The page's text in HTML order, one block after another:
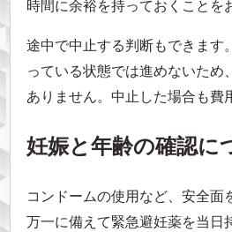
時間に余裕を持っておくことを
途中で中止する判断もできます
っている状態では進めないため
ありません。中止した場合も費
妊娠と年齢の確認に
コンドームの使用など、安全面
万一に備えて緊急避妊薬を当日